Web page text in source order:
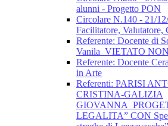
alunni - Progetto PON
Circolare N.140 - 21/
Facilitatore, Valutatore,
Referente: Docente di
Vanila_VIETATO
Referente: Docente
in Arte
Referenti: PARISI
CRISTINA-GALIZIA
LEGALITA” CON